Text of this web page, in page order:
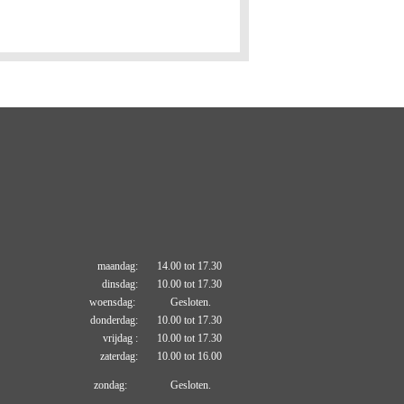
maandag: 14.00 tot 17.30
dinsdag: 10.00 tot 17.30
woensdag: Gesloten.
donderdag: 10.00 tot 17.30
vrijdag : 10.00 tot 17.30
zaterdag: 10.00 tot 16.00
zondag: Gesloten.